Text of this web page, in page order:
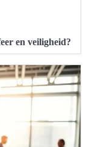
en veiligheid?